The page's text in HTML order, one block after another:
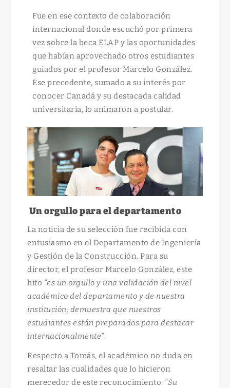
Fue en ese contexto de colaboración
internacional donde escuchó por primera
vez sobre la beca ELAP y las oportunidades
que habían aprovechado otros estudiantes
guiados por el profesor Marcelo González.
Ese precedente, sumado a su interés por
conocer Canadá y su destacada calidad
universitaria, lo animaron a postular.
Un orgullo para el departamento
La noticia de su selección fue recibida con
entusiasmo en el Departamento de Ingeniería
y Gestión de la Construcción. Para su
director, el profesor Marcelo González, este
hito “es un orgullo y una validación del nivel
académico del departamento y de nuestra
institución; demuestra que nuestros
estudiantes están preparados para destacar
internacionalmente”.
Respecto a Tomás, el académico no duda en
resaltar las cualidades que lo hicieron
merecedor de este reconocimiento: “Su